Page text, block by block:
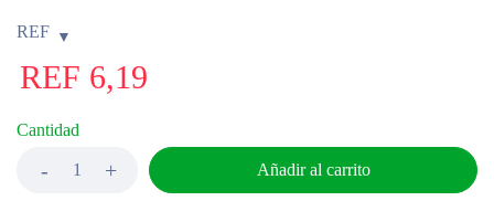
REF
REF 6,19
Cantidad
Añadir al carrito